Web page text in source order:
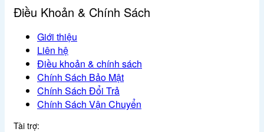
Điều Khoản & Chính Sách
Giới thiệu
Liên hệ
Điều khoản & chính sách
Chính Sách Bảo Mật
Chính Sách Đổi Trả
Chính Sách Vận Chuyển
Tài trợ: